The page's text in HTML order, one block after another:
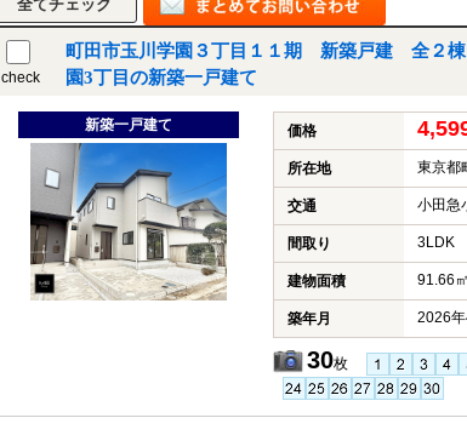
check
町田市玉川学園３丁目１１期 新築戸建 全２棟
園3丁目の新築一戸建て
新築一戸建て 価格
所在地 東京都
交通 小田
間取り 3LDK
建物面積 91.66㎡
築年月 2026年
30枚